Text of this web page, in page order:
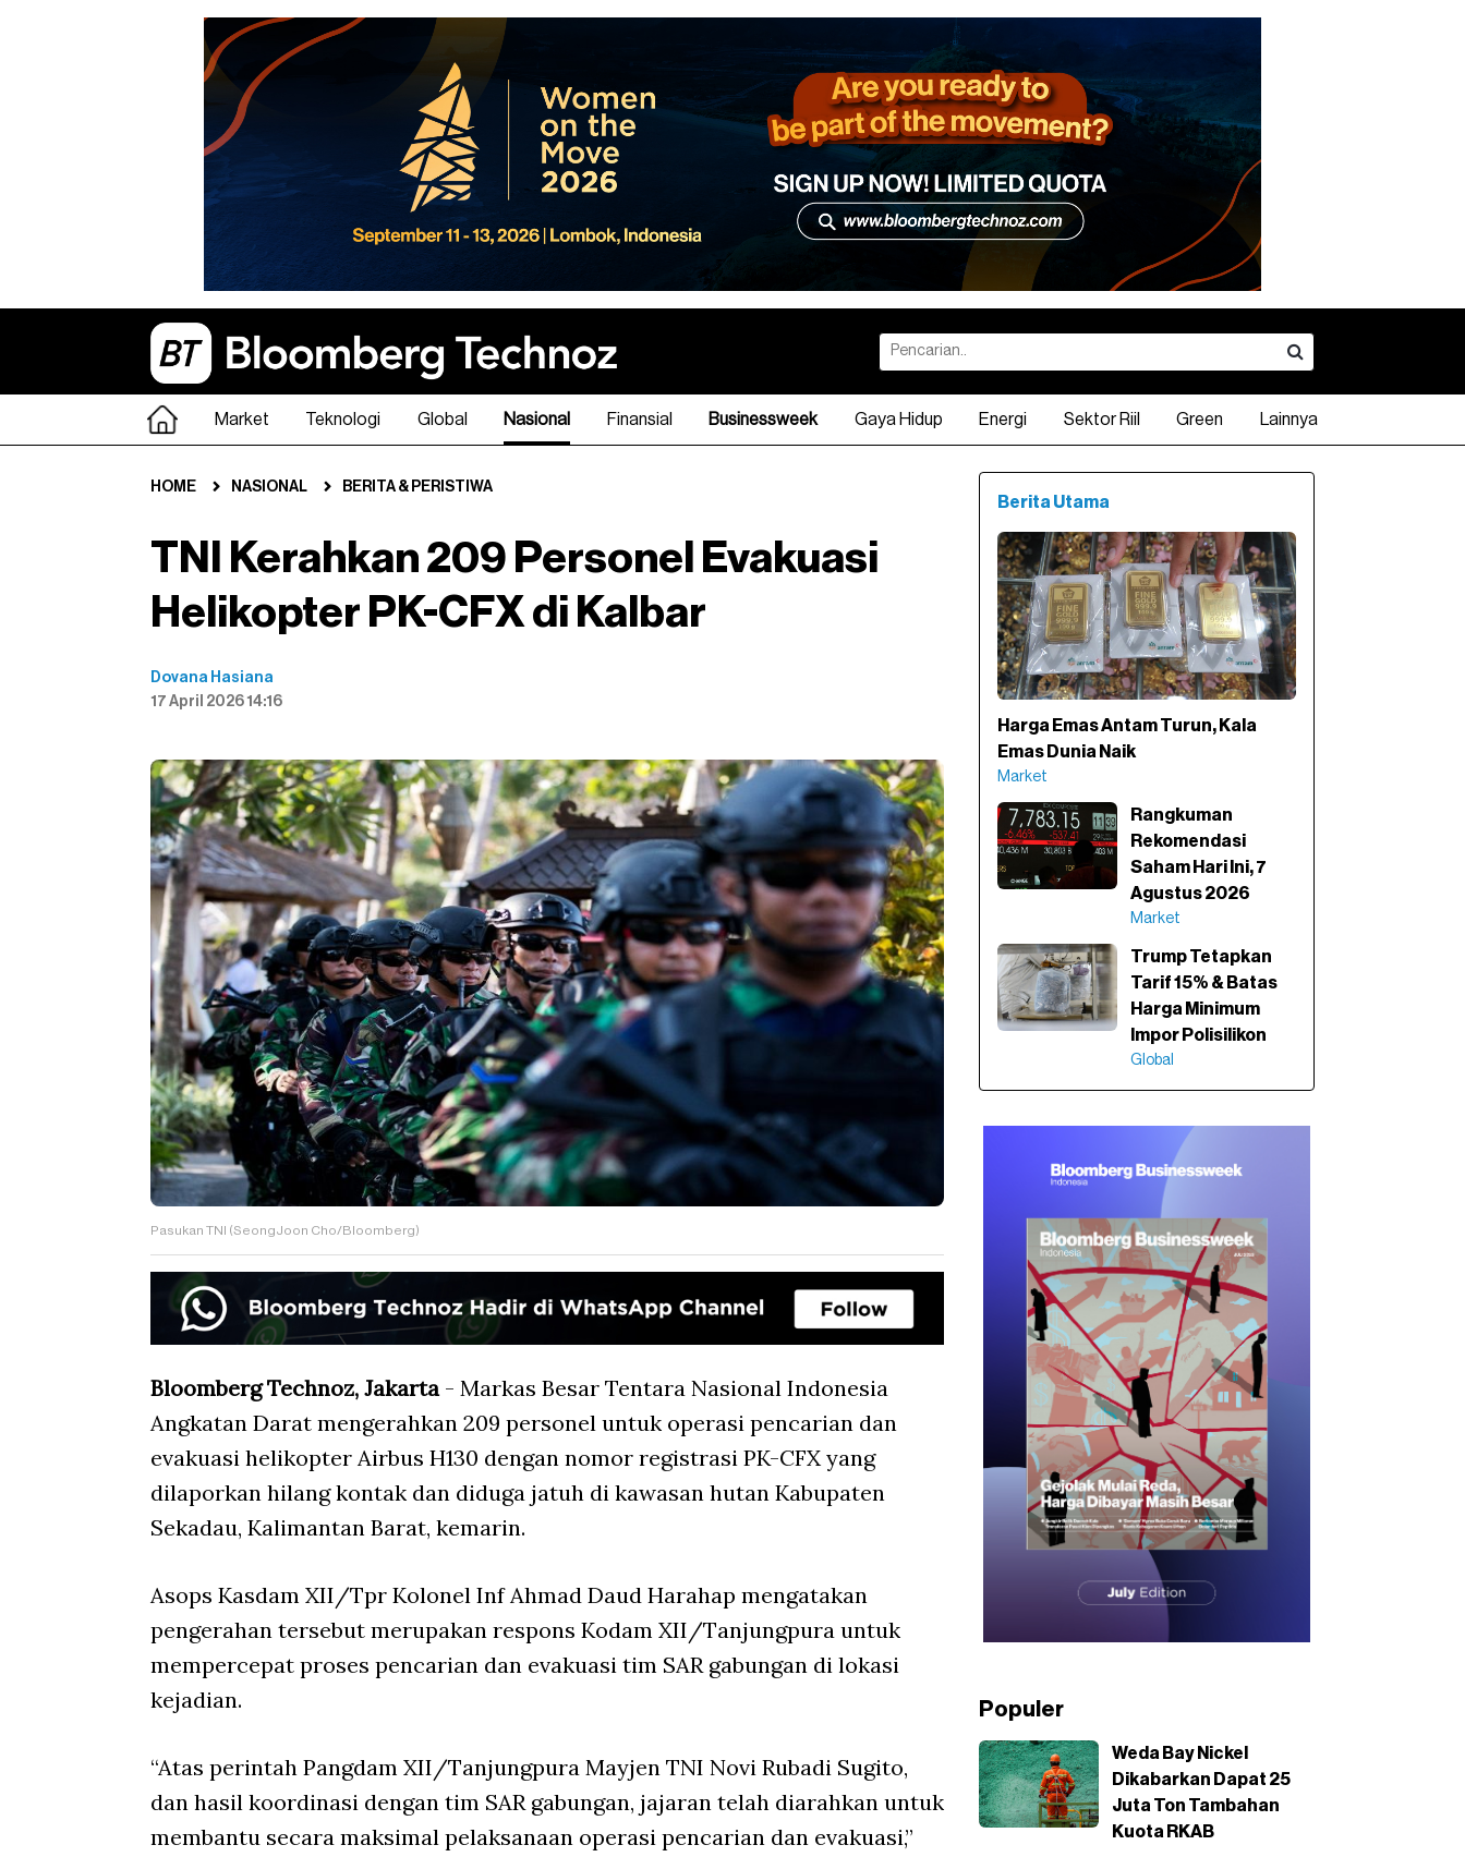
Market Teknologi Global Nasional Finansial Businessweek Gaya Hidup Energi Sektor Riil Green Lainnya
HOME NASIONAL BERITA & PERISTIWA
TNI Kerahkan 209 Personel Evakuasi
Helikopter PK-CFX di Kalbar
Dovana Hasiana
17 April 2026 14:16
Pasukan TNI (SeongJoon Cho/Bloomberg)
Bloomberg Technoz, Jakarta- Markas Besar Tentara Nasional Indonesia
Angkatan Darat mengerahkan 209 personel untuk operasi pencarian dan
evakuasi helikopter Airbus H130 dengan nomor registrasi PK-CFX yang
dilaporkan hilang kontak dan diduga jatuh di kawasan hutan Kabupaten
Sekadau, Kalimantan Barat, kemarin.
Asops Kasdam XII/Tpr Kolonel Inf Ahmad Daud Harahap mengatakan
pengerahan tersebut merupakan respons Kodam XII/Tanjungpura untuk
mempercepat proses pencarian dan evakuasi tim SAR gabungan di lokasi
kejadian.
“Atas perintah Pangdam XII/Tanjungpura Mayjen TNI Novi Rubadi Sugito,
dan hasil koordinasi dengan tim SAR gabungan, jajaran telah diarahkan untuk
membantu secara maksimal pelaksanaan operasi pencarian dan evakuasi,”
Berita Utama
Harga Emas Antam Turun, Kala
Emas Dunia Naik
Market
Rangkuman
Rekomendasi
Saham Hari Ini, 7
Agustus 2026
Market
Trump Tetapkan
Tarif 15% & Batas
Harga Minimum
Impor Polisilikon
Global
Populer
Weda Bay Nickel
Dikabarkan Dapat 25
Juta Ton Tambahan
Kuota RKAB